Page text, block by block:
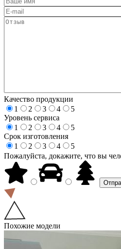
Качество продукции
1
2 3 4
5
Уровень сервиса
1
2 3 4
5
Срок изготовления
1
2 3 4
5
Пожалуйста, докажите, что вы
Похожие модели